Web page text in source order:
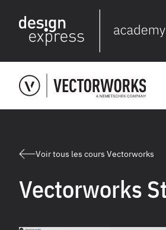
Voir tous les cours Vectorworks
Vectorworks